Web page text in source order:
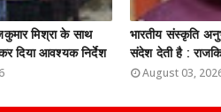
मिश्रा के साथ
दिया आवश्यक निर्देश
भारतीय संस्कृति
संदेश देती है :
August 03,